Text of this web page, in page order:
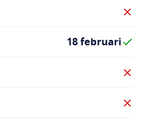
18 februari